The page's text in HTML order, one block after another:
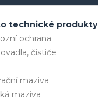
technické produkty
ochrana
čističe
maziva
maziva